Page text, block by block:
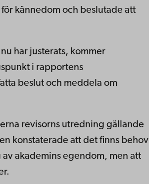
kännedom och beslutade att
har justerats, kommer
i rapportens
beslut och meddela om
revisorns utredning gällande
konstaterade att det finns behov
akademins egendom, men att